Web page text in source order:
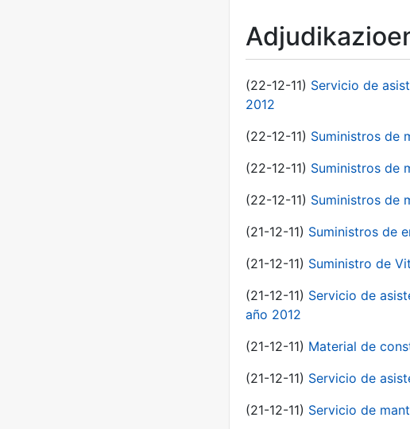
(22-12-11) Servicio de
2012
(22-12-11) Suministros de
(22-12-11) Suministros de
(22-12-11) Suministros de
(21-12-11) Suministros de
(21-12-11) Suministro de
(21-12-11) Servicio de
año 2012
(21-12-11) Material de
(21-12-11) Servicio de
(21-12-11) Servicio de